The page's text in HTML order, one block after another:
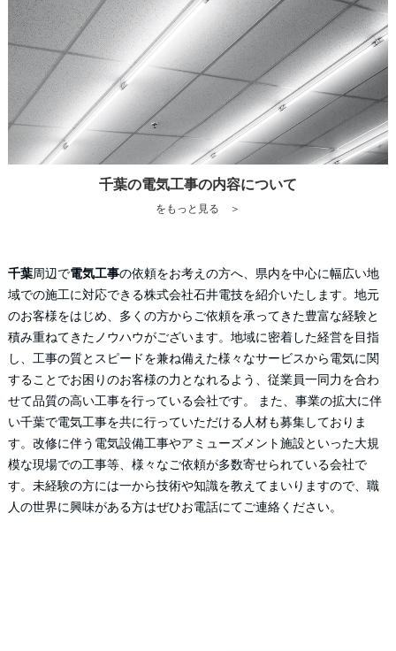
千葉の電気工事の内容について
をもっと見る ＞
千葉周辺で電気工事の依頼をお考えの方へ、県内を中心に幅広い地
域での施工に対応できる株式会社石井電技を紹介いたします。地元
のお客様をはじめ、多くの方からご依頼を承ってきた豊富な経験と
積み重ねてきたノウハウがございます。地域に密着した経営を目指
し、工事の質とスピードを兼ね備えた様々なサービスから電気に関
することでお困りのお客様の力となれるよう、従業員一同力を合わ
せて品質の高い工事を行っている会社です。 また、事業の拡大に伴
い千葉で電気工事を共に行っていただける人材も募集しておりま
す。改修に伴う電気設備工事やアミューズメント施設といった大規
模な現場での工事等、様々なご依頼が多数寄せられている会社で
す。未経験の方には一から技術や知識を教えてまいりますので、職
人の世界に興味がある方はぜひお電話にてご連絡ください。